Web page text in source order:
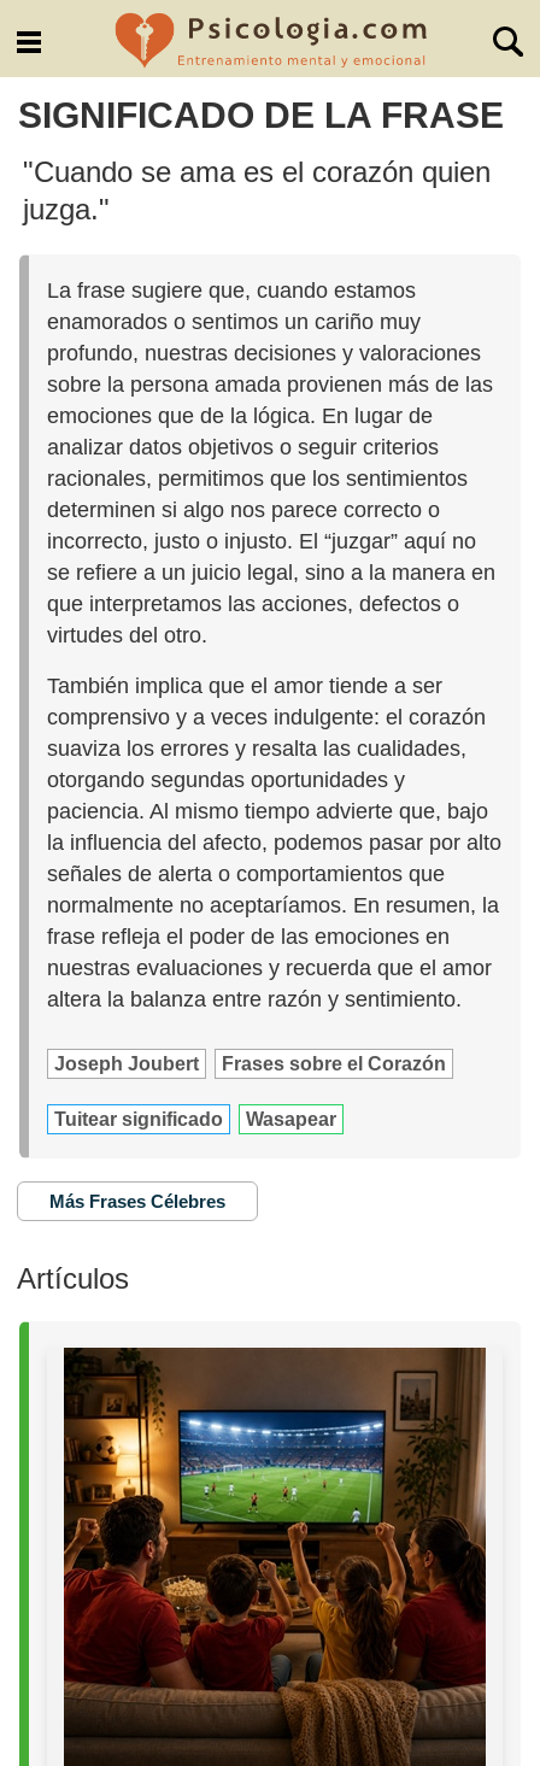
SIGNIFICADO DE LA FRASE
"Cuando se ama es el corazón quien
juzga."
La frase sugiere que, cuando estamos
enamorados o sentimos un cariño muy
profundo, nuestras decisiones y valoraciones
sobre la persona amada provienen más de las
emociones que de la lógica. En lugar de
analizar datos objetivos o seguir criterios
racionales, permitimos que los sentimientos
determinen si algo nos parece correcto o
incorrecto, justo o injusto. El “juzgar” aquí no
se refiere a un juicio legal, sino a la manera en
que interpretamos las acciones, defectos o
virtudes del otro.
También implica que el amor tiende a ser
comprensivo y a veces indulgente: el corazón
suaviza los errores y resalta las cualidades,
otorgando segundas oportunidades y
paciencia. Al mismo tiempo advierte que, bajo
la influencia del afecto, podemos pasar por alto
señales de alerta o comportamientos que
normalmente no aceptaríamos. En resumen, la
frase refleja el poder de las emociones en
nuestras evaluaciones y recuerda que el amor
altera la balanza entre razón y sentimiento.
Joseph Joubert Frases sobre el Corazón
Tuitear significado Wasapear
Más Frases Célebres
Artículos